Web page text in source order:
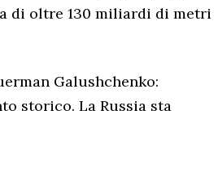
di oltre 130 miliardi di metri
Galushchenko:
storico. La Russia sta